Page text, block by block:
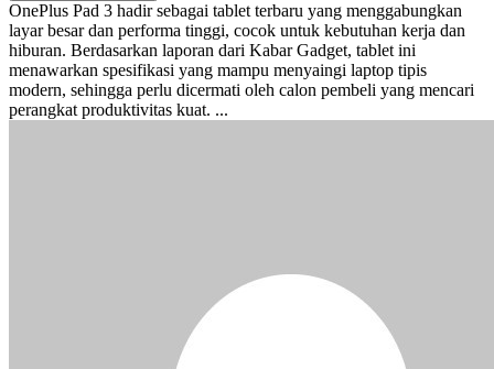
OnePlus Pad 3 hadir sebagai tablet terbaru yang menggabungkan
layar besar dan performa tinggi, cocok untuk kebutuhan kerja dan
hiburan. Berdasarkan laporan dari Kabar Gadget, tablet ini
menawarkan spesifikasi yang mampu menyaingi laptop tipis
modern, sehingga perlu dicermati oleh calon pembeli yang mencari
perangkat produktivitas kuat. ...